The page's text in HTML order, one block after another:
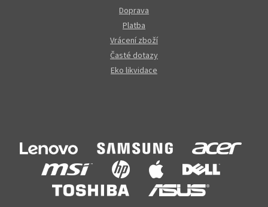
Doprava
Platba
Vrácení zboží
Časté dotazy
Eko likvidace